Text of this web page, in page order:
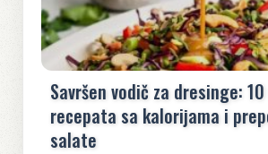
Savršen vodič za dresinge:
recepata sa kalorijama i
salate